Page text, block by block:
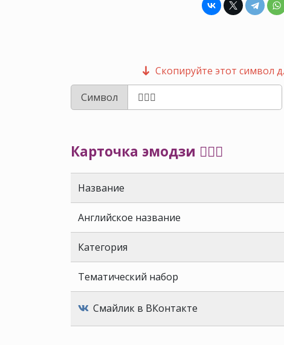
Скопируйте этот символ
Символ
Карточка эмодзи 🧜🏽‍♀️
Название
Английское название
Категория
Тематический набор
Смайлик в ВКонтакте